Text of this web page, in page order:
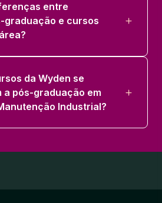
entre
graduação e cursos
da Wyden se
a pós-graduação em
Industrial?